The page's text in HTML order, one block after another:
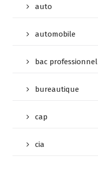
auto
automobile
bac professionnel
bureautique
cap
cia